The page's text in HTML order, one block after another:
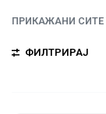
ПРИКАЖАНИ СИТЕ
ФИЛТРИРАЈ